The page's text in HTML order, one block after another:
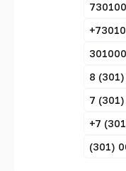
8
7
+7
(301)